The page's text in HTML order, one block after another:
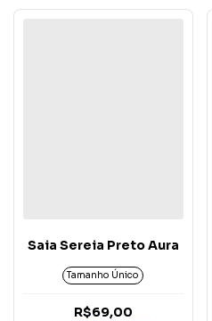
Saia Sereia Preto Aura
Tamanho Único
R$69,00